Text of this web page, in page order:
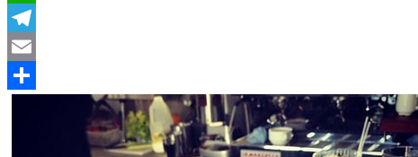
WhatsApp
Telegram
Email